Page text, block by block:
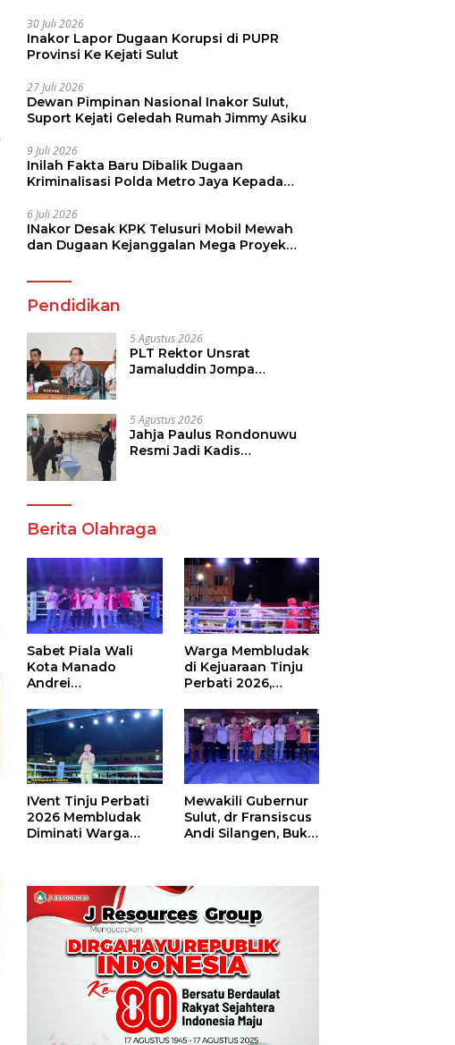
30 Juli 2026
Inakor Lapor Dugaan Korupsi di PUPR
Provinsi Ke Kejati Sulut
27 Juli 2026
Dewan Pimpinan Nasional Inakor Sulut,
Suport Kejati Geledah Rumah Jimmy Asiku
9 Juli 2026
Inilah Fakta Baru Dibalik Dugaan
Kriminalisasi Polda Metro Jaya Kepada
6 Juli 2026
INakor Desak KPK Telusuri Mobil Mewah
dan Dugaan Kejanggalan Mega Proyek
Pendidikan
5 Agustus 2026
PLT Rektor Unsrat
Jamaluddin Jompa
Kampus Kondusif
5 Agustus 2026
Jahja Paulus Rondonuwu
Resmi Jadi Kadis
Berita Olahraga
Sabet Piala Wali
Kota Manado
Andrei
Boxing Camp Juara
Umum Tinju Perbati
2026
Warga Membludak
di Kejuaraan Tinju
Perbati 2026,
Piala Wali Kota
IVent Tinju Perbati
2026 Membludak
Diminati Warga
Mewakili Gubernur
Sulut, dr Fransiscus
Andi Silangen, Buka
Piala Wali Kota
Manado